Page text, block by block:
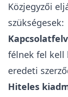
Közjegyzői
szükségesek:
félnek fel kell
eredeti
Hiteles